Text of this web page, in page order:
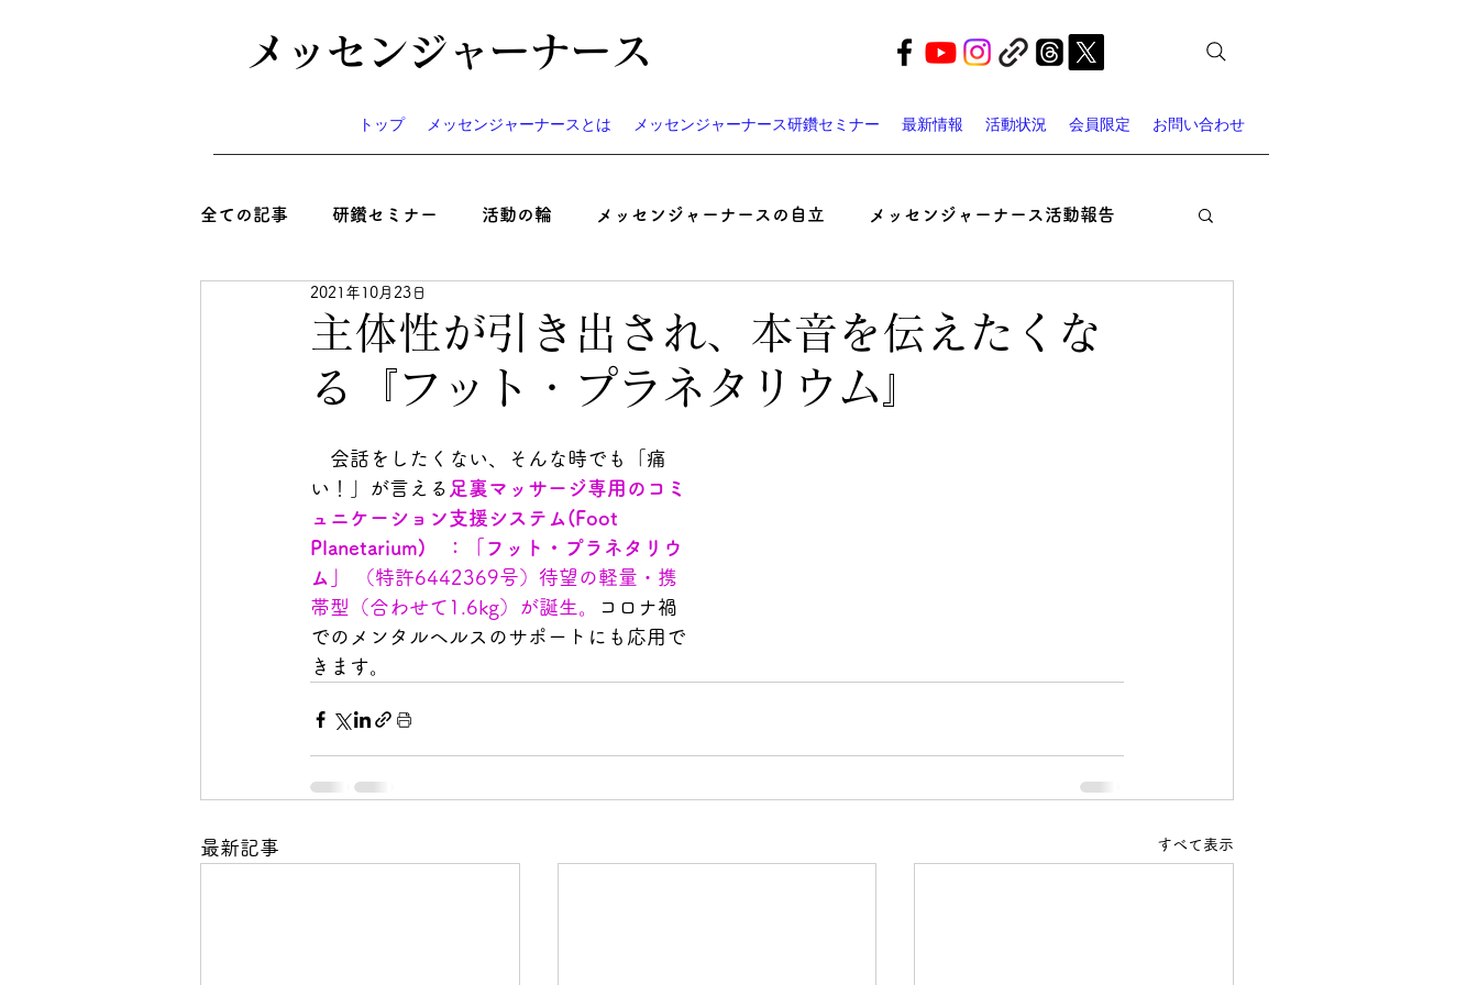
メッセンジャーナース
トップ メッセンジャーナースとは メッセンジャーナース研鑽セミナー 最新情報 活動状況 会員限定 お問い合わせ
全ての記事 研鑽セミナー 活動の輪 メッセンジャーナースの自立 メッセンジャーナース活動報告
心と絆といのち コラム
お知らせ イベント 遠藤周作の「病い」と「神さま」
主体性が引き出され、本音を伝えたくな
る『フット・プラネタリウム』
2021年10月23日
会話をしたくない、そんな時でも「痛
い！」が言える 足裏マッサージ専用のコミ
ュニケーション支援システム(Foot
Planetarium)
：
「フット・プラネタリウ
ム」
（特許6442369号）待望の軽量・携
帯型（合わせて1.6kg）が誕生。
コロナ禍
でのメンタルヘルスのサポートにも応用で
きます。
最新記事 すべて表示